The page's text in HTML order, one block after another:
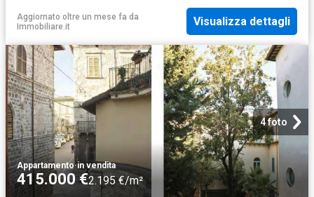
Aggiornato oltre un mese fa da
Immobiliare.it
Visualizza dettagli
4 foto
Appartamento·in vendita
415.000 €2.195 €/m²